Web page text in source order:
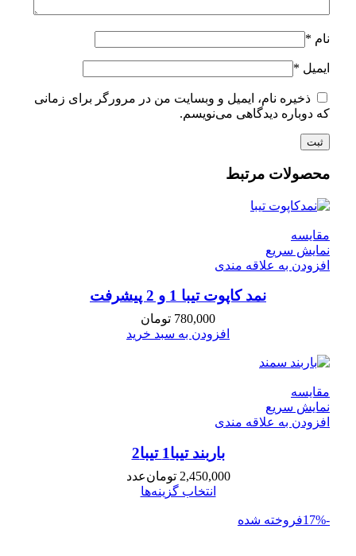
نام *
ایمیل *
ذخیره نام، ایمیل و وبسایت من در مرورگر برای زمانی
که دوباره دیدگاهی می‌نویسم.
محصولات مرتبط
مقايسه
نمایش سریع
افزودن به علاقه مندی
نمد کاپوت تیبا 1 و 2 پیشرفت
780,000 تومان
افزودن به سبد خرید
مقايسه
نمایش سریع
افزودن به علاقه مندی
باربند تیبا1 تیبا2
2,450,000 تومانعدد
انتخاب گزینه‌ها
-17% فروخته شده